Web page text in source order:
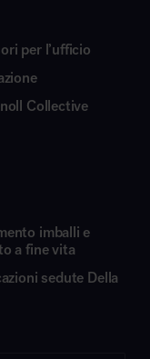
per l’ufficio
Collective
imballi e
a fine vita
sedute Della